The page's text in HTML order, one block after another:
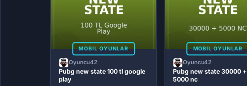
MOBIL OYUNLAR
Oyuncu42
Pubg new state 100 tl google
play
MOBIL OYUNLAR
Oyuncu42
Pubg new state 30000 +
5000 nc